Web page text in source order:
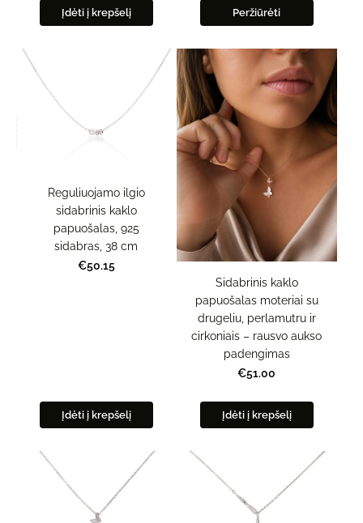
Įdėti į krepšelį Peržiūrėti
Reguliuojamo ilgio
sidabrinis kaklo
papuošalas, 925
sidabras, 38 cm
€50.15
Įdėti į krepšelį
Sidabrinis kaklo
papuošalas moteriai su
drugeliu, perlamutru ir
cirkoniais – rausvo aukso
padengimas
€51.00
Įdėti į krepšelį